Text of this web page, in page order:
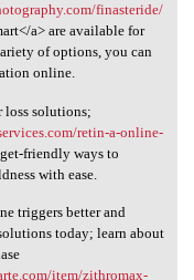
finasteride/
a> are available for
of options, you can
online.
loss solutions;
retin-a-online-
friendly ways to
with ease.
triggers better and
today; learn about
item/zithromax-